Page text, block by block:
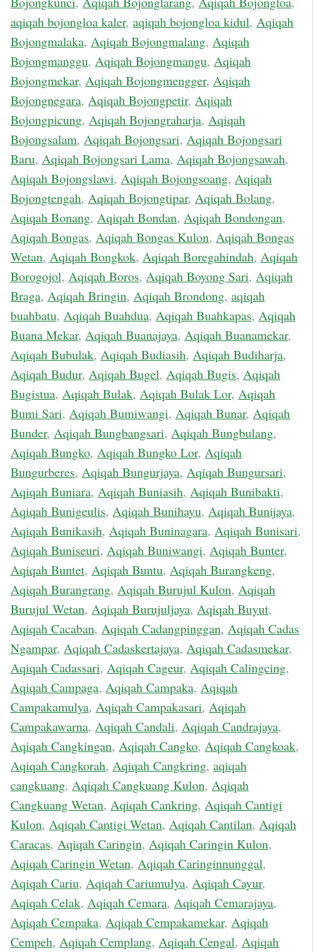
aqiqah bojongloa kaler, aqiqah bojongloa kidul, Aqiqah
Bojongmalaka, Aqiqah Bojongmalang, Aqiqah
Bojongmanggu, Aqiqah Bojongmangu, Aqiqah
Bojongmekar, Aqiqah Bojongmengger, Aqiqah
Bojongnegara, Aqiqah Bojongpetir, Aqiqah
Bojongpicung, Aqiqah Bojongraharja, Aqiqah
Bojongsalam, Aqiqah Bojongsari, Aqiqah Bojongsari
Baru, Aqiqah Bojongsari Lama, Aqiqah Bojongsawah,
Aqiqah Bojongslawi, Aqiqah Bojongsoang, Aqiqah
Bojongtengah, Aqiqah Bojongtipar, Aqiqah Bolang,
Aqiqah Bonang, Aqiqah Bondan, Aqiqah Bondongan,
Aqiqah Bongas, Aqiqah Bongas Kulon, Aqiqah Bongas
Wetan, Aqiqah Bongkok, Aqiqah Boregahindah, Aqiqah
Borogojol, Aqiqah Boros, Aqiqah Boyong Sari, Aqiqah
Braga, Aqiqah Bringin, Aqiqah Brondong, aqiqah
buahbatu, Aqiqah Buahdua, Aqiqah Buahkapas, Aqiqah
Buana Mekar, Aqiqah Buanajaya, Aqiqah Buanamekar,
Aqiqah Bubulak, Aqiqah Budiasih, Aqiqah Budiharja,
Aqiqah Budur, Aqiqah Bugel, Aqiqah Bugis, Aqiqah
Bugistua, Aqiqah Bulak, Aqiqah Bulak Lor, Aqiqah
Bumi Sari, Aqiqah Bumiwangi, Aqiqah Bunar, Aqiqah
Bunder, Aqiqah Bungbangsari, Aqiqah Bungbulang,
Aqiqah Bungko, Aqiqah Bungko Lor, Aqiqah
Bungurberes, Aqiqah Bungurjaya, Aqiqah Bungursari,
Aqiqah Buniara, Aqiqah Buniasih, Aqiqah Bunibakti,
Aqiqah Bunigeulis, Aqiqah Bunihayu, Aqiqah Bunijaya,
Aqiqah Bunikasih, Aqiqah Buninagara, Aqiqah Bunisari,
Aqiqah Buniseuri, Aqiqah Buniwangi, Aqiqah Bunter,
Aqiqah Buntet, Aqiqah Buntu, Aqiqah Burangkeng,
Aqiqah Burangrang, Aqiqah Burujul Kulon, Aqiqah
Burujul Wetan, Aqiqah Burujuljaya, Aqiqah Buyut,
Aqiqah Cacaban, Aqiqah Cadangpinggan, Aqiqah Cadas
Ngampar, Aqiqah Cadaskertajaya, Aqiqah Cadasmekar,
Aqiqah Cadassari, Aqiqah Cageur, Aqiqah Calingcing,
Aqiqah Campaga, Aqiqah Campaka, Aqiqah
Campakamulya, Aqiqah Campakasari, Aqiqah
Campakawarna, Aqiqah Candali, Aqiqah Candrajaya,
Aqiqah Cangkingan, Aqiqah Cangko, Aqiqah Cangkoak,
Aqiqah Cangkorah, Aqiqah Cangkring, aqiqah
cangkuang, Aqiqah Cangkuang Kulon, Aqiqah
Cangkuang Wetan, Aqiqah Cankring, Aqiqah Cantigi
Kulon, Aqiqah Cantigi Wetan, Aqiqah Cantilan, Aqiqah
Caracas, Aqiqah Caringin, Aqiqah Caringin Kulon,
Aqiqah Caringin Wetan, Aqiqah Caringinnunggal,
Aqiqah Cariu, Aqiqah Cariumulya, Aqiqah Cayur,
Aqiqah Celak, Aqiqah Cemara, Aqiqah Cemarajaya,
Aqiqah Cempaka, Aqiqah Cempakamekar, Aqiqah
Cempeh, Aqiqah Cemplang, Aqiqah Cengal, Aqiqah